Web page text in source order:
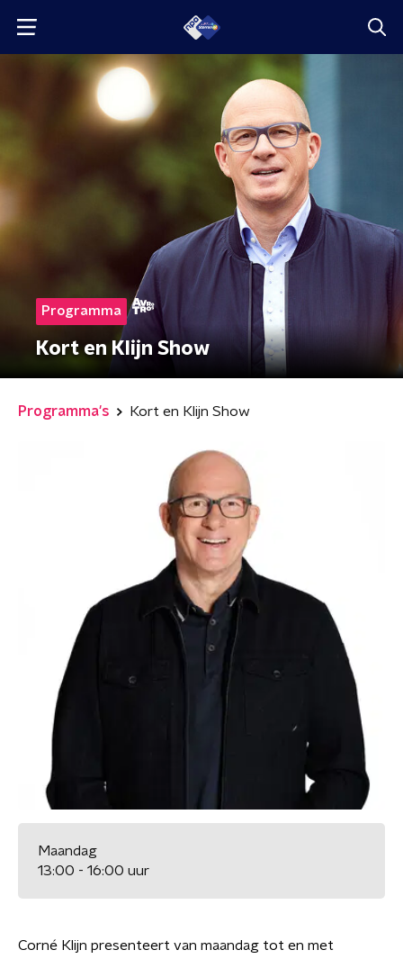
Programma
Kort en Klijn Show
Programma's Kort en Klijn Show
Maandag
13:00 - 16:00 uur
Corné Klijn presenteert van maandag tot en met